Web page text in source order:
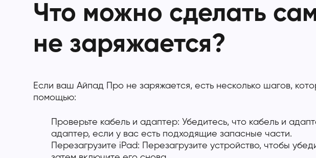
Что можно сделать
не заряжается?
Если ваш Айпад Про не заряжается, есть несколько шагов,
помощью:
Проверьте кабель и адаптер: Убедитесь, что кабель и
адаптер, если у вас есть подходящие запасные части.
Перезагрузите iPad: Перезагрузите устройство, чтобы